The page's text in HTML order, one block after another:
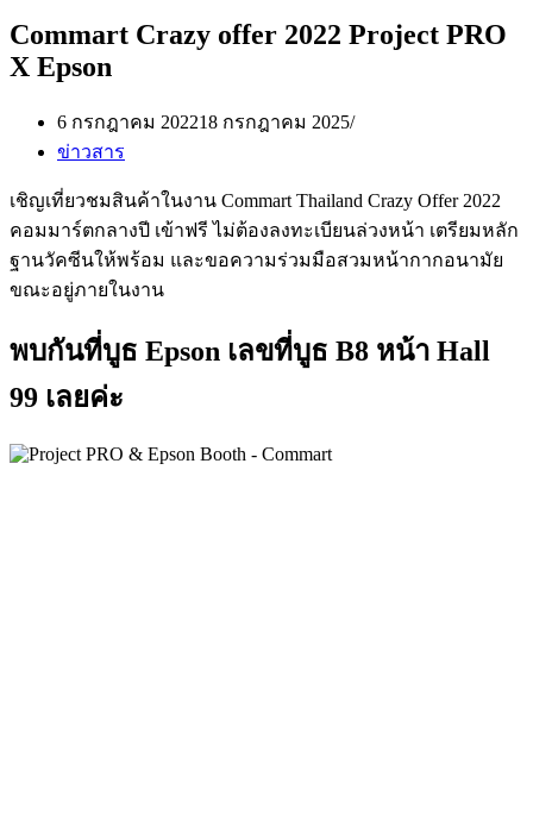
Commart Crazy offer 2022 Project PRO
X Epson
6 กรกฎาคม 202218 กรกฎาคม 2025
ข่าวสาร
เชิญเที่ยวชมสินค้าในงาน Commart Thailand Crazy Offer 2022
คอมมาร์ตกลางปี เข้าฟรี ไม่ต้องลงทะเบียนล่วงหน้า เตรียมหลัก
ฐานวัคซีนให้พร้อม และขอความร่วมมือสวมหน้ากากอนามัย
ขณะอยู่ภายในงาน
พบกันที่บูธ Epson เลขที่บูธ B8 หน้า Hall
99 เลยค่ะ